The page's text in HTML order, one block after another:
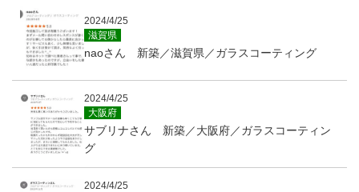
2024/4/25
滋賀県
naoさん 新築／滋賀県／ガラスコーティング
2024/4/25
大阪府
サブリナさん 新築／大阪府／ガラスコーティン
グ
2024/4/25